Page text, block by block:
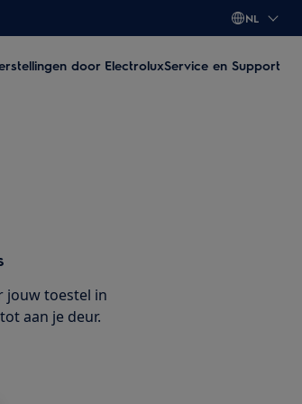
NL
door ElectroluxService en Support
jouw toestel in
aan je deur.